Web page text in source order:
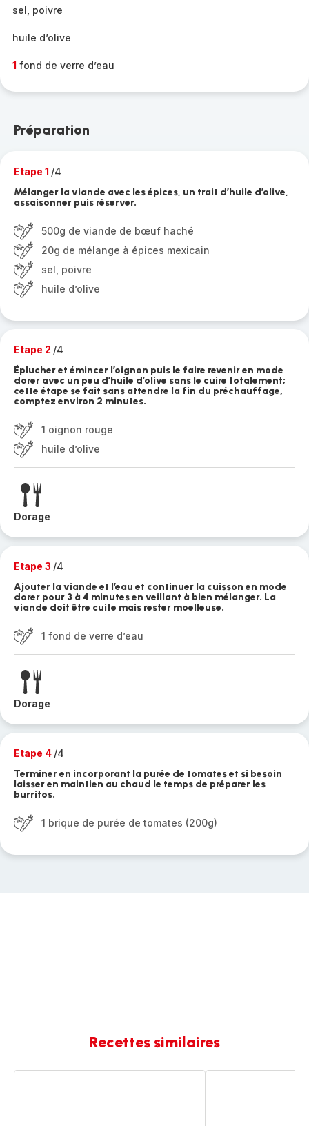
sel, poivre
huile d’olive
1 fond de verre d’eau
Préparation
Etape 1 /4
Mélanger la viande avec les épices, un trait d’huile d’olive,
assaisonner puis réserver.
500g de viande de bœuf haché
20g de mélange à épices mexicain
sel, poivre
huile d’olive
Etape 2 /4
Éplucher et émincer l’oignon puis le faire revenir en mode
dorer avec un peu d’huile d’olive sans le cuire totalement;
cette étape se fait sans attendre la fin du préchauffage,
comptez environ 2 minutes.
1 oignon rouge
huile d’olive
Dorage
Etape 3 /4
Ajouter la viande et l’eau et continuer la cuisson en mode
dorer pour 3 à 4 minutes en veillant à bien mélanger. La
viande doit être cuite mais rester moelleuse.
1 fond de verre d’eau
Dorage
Etape 4 /4
Terminer en incorporant la purée de tomates et si besoin
laisser en maintien au chaud le temps de préparer les
burritos.
1 brique de purée de tomates (200g)
Recettes similaires